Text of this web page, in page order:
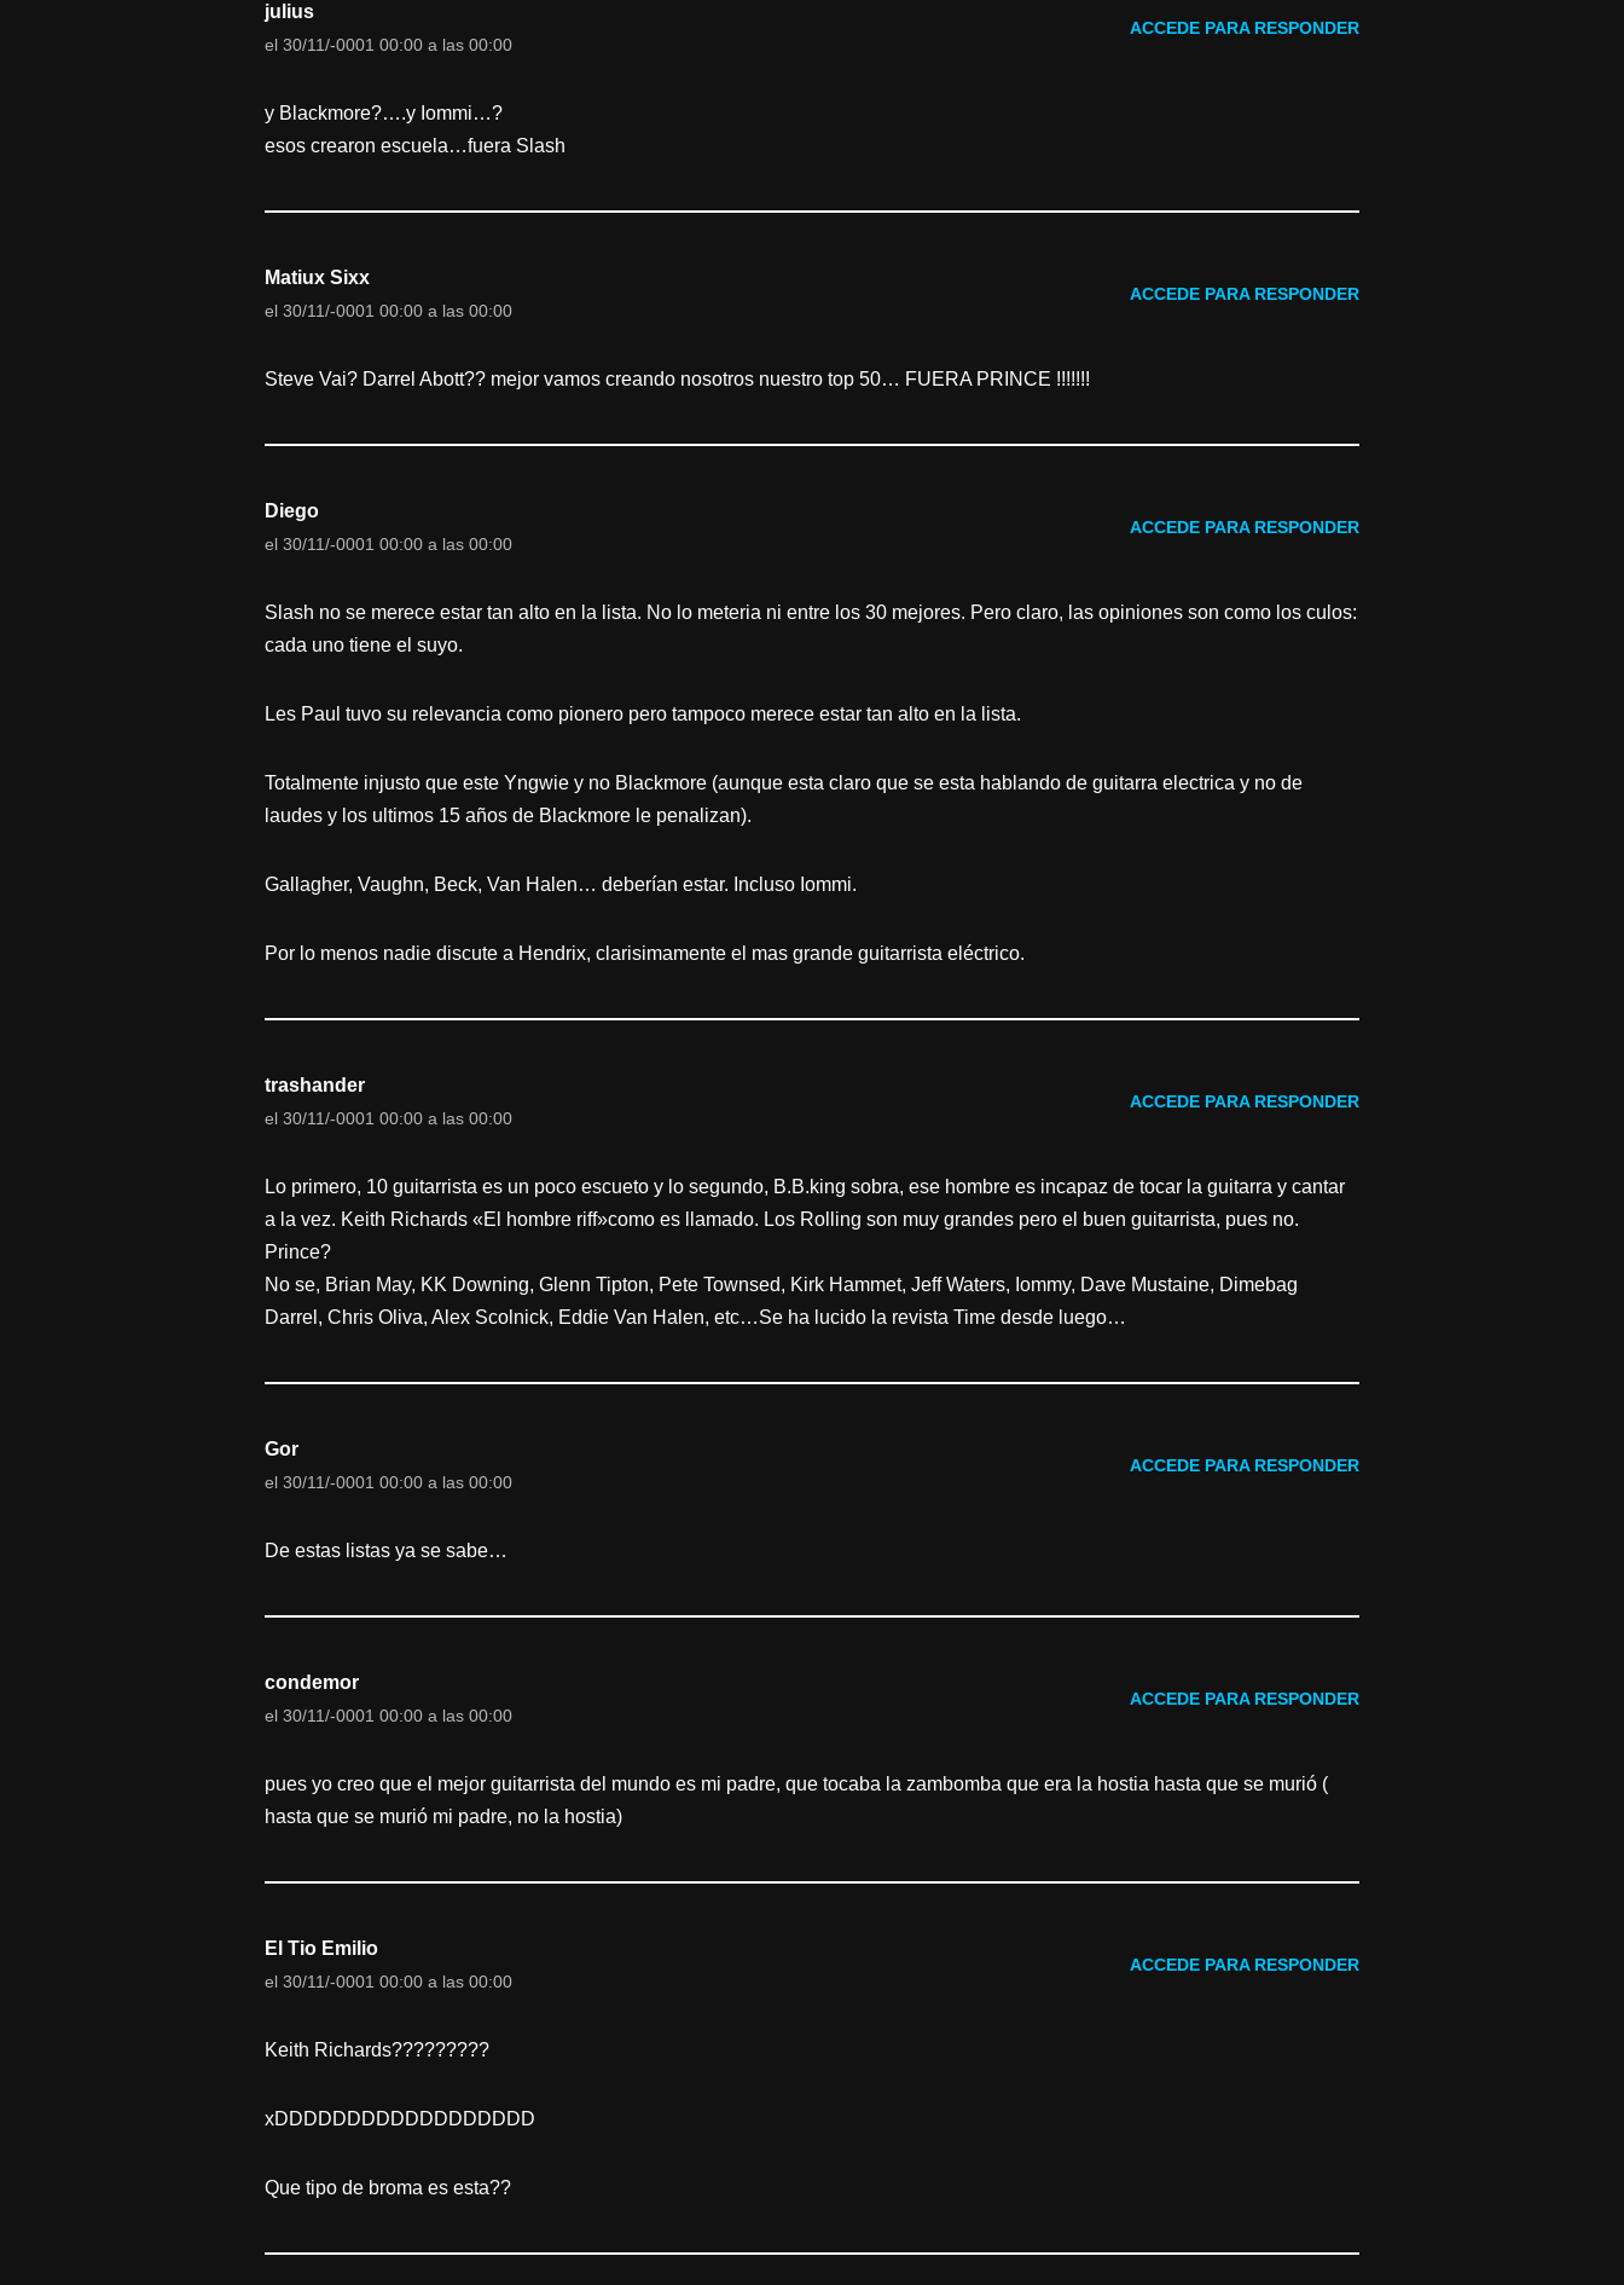
julius
el 30/11/-0001 00:00 a las 00:00
ACCEDE PARA RESPONDER
y Blackmore?….y Iommi…?
esos crearon escuela…fuera Slash
Matiux Sixx
el 30/11/-0001 00:00 a las 00:00
ACCEDE PARA RESPONDER
Steve Vai? Darrel Abott?? mejor vamos creando nosotros nuestro top 50… FUERA PRINCE !!!!!!!
Diego
el 30/11/-0001 00:00 a las 00:00
ACCEDE PARA RESPONDER
Slash no se merece estar tan alto en la lista. No lo meteria ni entre los 30 mejores. Pero claro, las opiniones son como los culos:
cada uno tiene el suyo.
Les Paul tuvo su relevancia como pionero pero tampoco merece estar tan alto en la lista.
Totalmente injusto que este Yngwie y no Blackmore (aunque esta claro que se esta hablando de guitarra electrica y no de
laudes y los ultimos 15 años de Blackmore le penalizan).
Gallagher, Vaughn, Beck, Van Halen… deberían estar. Incluso Iommi.
Por lo menos nadie discute a Hendrix, clarisimamente el mas grande guitarrista eléctrico.
trashander
el 30/11/-0001 00:00 a las 00:00
ACCEDE PARA RESPONDER
Lo primero, 10 guitarrista es un poco escueto y lo segundo, B.B.king sobra, ese hombre es incapaz de tocar la guitarra y cantar
a la vez. Keith Richards «El hombre riff»como es llamado. Los Rolling son muy grandes pero el buen guitarrista, pues no.
Prince?
No se, Brian May, KK Downing, Glenn Tipton, Pete Townsed, Kirk Hammet, Jeff Waters, Iommy, Dave Mustaine, Dimebag
Darrel, Chris Oliva, Alex Scolnick, Eddie Van Halen, etc…Se ha lucido la revista Time desde luego…
Gor
el 30/11/-0001 00:00 a las 00:00
ACCEDE PARA RESPONDER
De estas listas ya se sabe…
condemor
el 30/11/-0001 00:00 a las 00:00
ACCEDE PARA RESPONDER
pues yo creo que el mejor guitarrista del mundo es mi padre, que tocaba la zambomba que era la hostia hasta que se murió (
hasta que se murió mi padre, no la hostia)
El Tio Emilio
el 30/11/-0001 00:00 a las 00:00
ACCEDE PARA RESPONDER
Keith Richards?????????
xDDDDDDDDDDDDDDDDDD
Que tipo de broma es esta??